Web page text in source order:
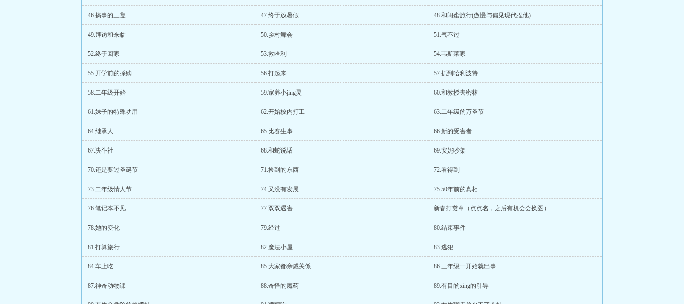
46.搞事的三隻 47.终于放暑假 48.和闺蜜旅行(傲慢与偏见现代捏他)
49.拜访和来临 50.乡村舞会 51.气不过
52.终于回家 53.救哈利 54.韦斯莱家
55.开学前的採购 56.打起来 57.抓到哈利波特
58.二年级开始 59.家养小jing灵 60.和教授去密林
61.妹子的特殊功用 62.开始校内打工 63.二年级的万圣节
64.继承人 65.比赛生事 66.新的受害者
67.决斗社 68.和蛇说话 69.安妮吵架
70.还是要过圣诞节 71.捡到的东西 72.看得到
73.二年级情人节 74.又没有发展 75.50年前的真相
76.笔记本不见 77.双双遇害 新春打赏章（点点名，之后有机会会换图）
78.她的变化 79.经过 80.结束事件
81.打算旅行 82.魔法小屋 83.逃犯
84.车上吃 85.大家都亲戚关係 86.三年级一开始就出事
87.神奇动物课 88.奇怪的魔药 89.有目的xing的引导